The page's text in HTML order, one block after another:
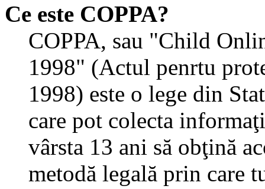
Ce este COPPA?
COPPA, sau "Child
1998" (Actul penrtu
1998) este o lege din
care pot colecta
vârsta 13 ani să obţină
metodă legală prin care